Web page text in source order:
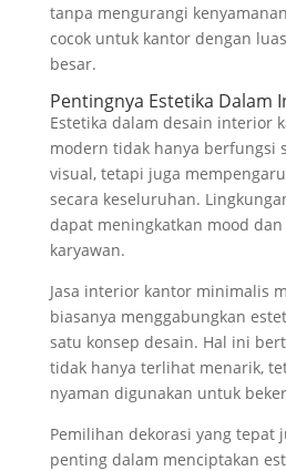
tanpa mengurangi
cocok untuk kantor dengan
besar.
Pentingnya Estetika Dalam
Estetika dalam desain interior
modern tidak hanya berfungsi
visual, tetapi juga
secara keseluruhan.
dapat meningkatkan mood
karyawan.
Jasa interior kantor minimalis
biasanya menggabungkan
satu konsep desain. Hal ini
tidak hanya terlihat menarik,
nyaman digunakan untuk
Pemilihan dekorasi yang tepat
penting dalam menciptakan